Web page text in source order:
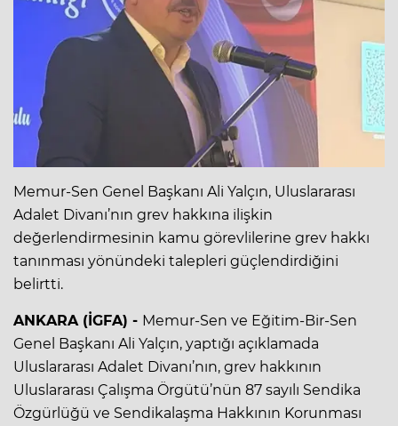
Memur-Sen Genel Başkanı Ali Yalçın, Uluslararası
Adalet Divanı’nın grev hakkına ilişkin
değerlendirmesinin kamu görevlilerine grev hakkı
tanınması yönündeki talepleri güçlendirdiğini
belirtti.
ANKARA (İGFA) - Memur-Sen ve Eğitim-Bir-Sen
Genel Başkanı Ali Yalçın, yaptığı açıklamada
Uluslararası Adalet Divanı’nın, grev hakkının
Uluslararası Çalışma Örgütü’nün 87 sayılı Sendika
Özgürlüğü ve Sendikalaşma Hakkının Korunması